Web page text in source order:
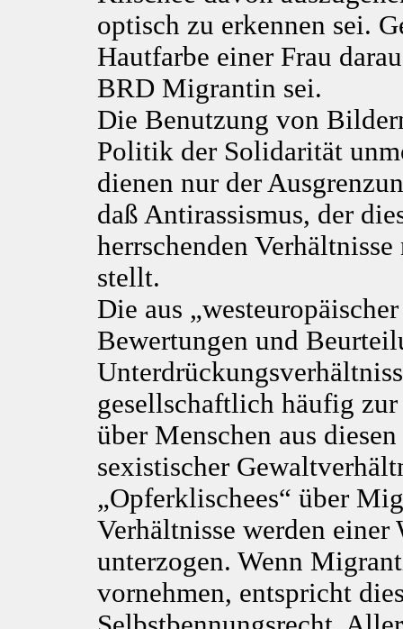
optisch zu erkennen sei.
Hautfarbe einer Frau
BRD Migrantin sei.
Die Benutzung von
Politik der Solidarität
dienen nur der
daß Antirassismus, der
herrschenden
stellt.
Die aus
Bewertungen und
gesellschaftlich häufig
über Menschen aus
sexistischer
„Opferklischees“ über
Verhältnisse werden
unterzogen. Wenn
vornehmen, entspricht